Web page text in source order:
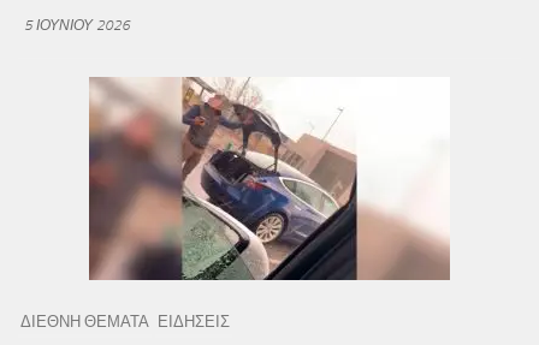
5 ΙΟΥΝΊΟΥ 2026
ΔΙΕΘΝΗ ΘΕΜΑΤΑ ΕΙΔΗΣΕΙΣ